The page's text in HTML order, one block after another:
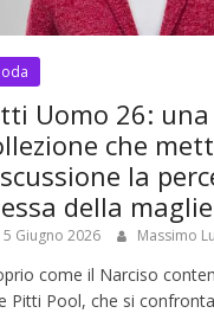
Uomo 26: una
che
la
della
Giugno 2026 Massimo
come il Narciso
Pitti Pool, che si